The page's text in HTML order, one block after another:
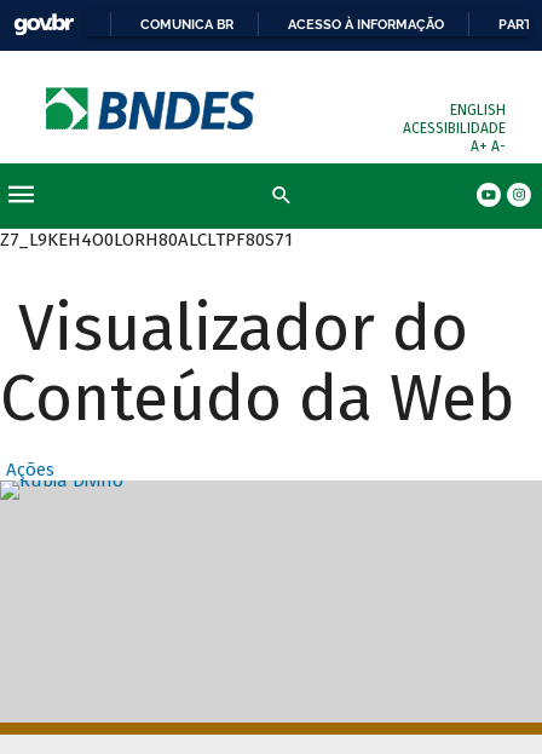
COMUNICA BR ACESSO À INFORMAÇÃO
ENGLISH
ACESSIBILIDADE
A+ A-
Z7_L9KEH4O0LORH80ALCLTPF80S71
Visualizador do
Conteúdo da Web
Ações
Destaques